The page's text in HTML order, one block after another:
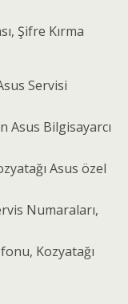
Şifre Kırma
Servisi
Asus Bilgisayarcı
Asus özel
Numaraları,
Kozyatağı